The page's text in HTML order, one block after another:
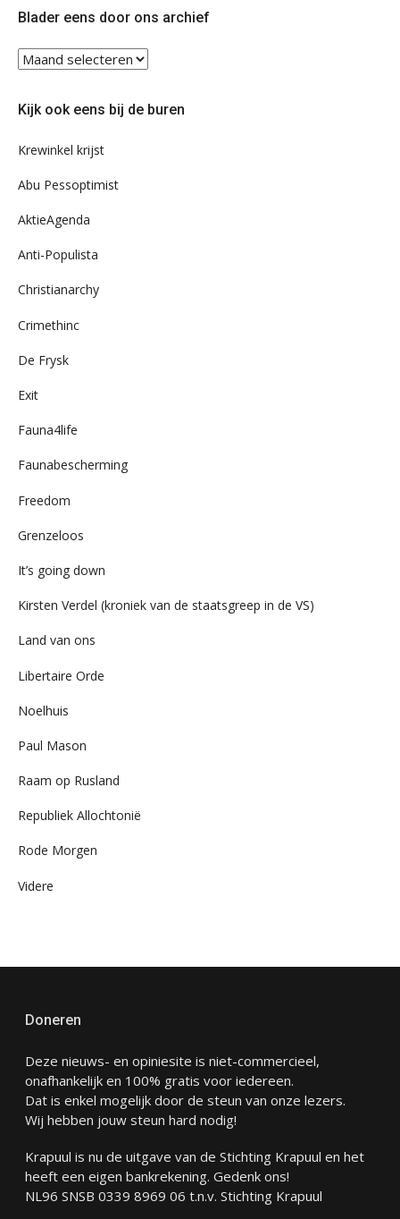
Blader eens door ons archief
Blader
eens
ons
Kijk ook eens bij de buren
Krewinkel krijst
Abu Pessoptimist
AktieAgenda
Anti-Populista
Christianarchy
Crimethinc
De Frysk
Exit
Fauna4life
Faunabescherming
Freedom
Grenzeloos
It’s going down
Kirsten Verdel (kroniek van de staatsgreep in de VS)
Land van ons
Libertaire Orde
Noelhuis
Paul Mason
Raam op Rusland
Republiek Allochtonië
Rode Morgen
Videre
Doneren
Deze nieuws- en opiniesite is niet-commercieel,
onafhankelijk en 100% gratis voor iedereen.
Dat is enkel mogelijk door de steun van onze lezers.
Wij hebben jouw steun hard nodig!
Krapuul is nu de uitgave van de Stichting Krapuul en het
heeft een eigen bankrekening. Gedenk ons!
NL96 SNSB 0339 8969 06 t.n.v. Stichting Krapuul